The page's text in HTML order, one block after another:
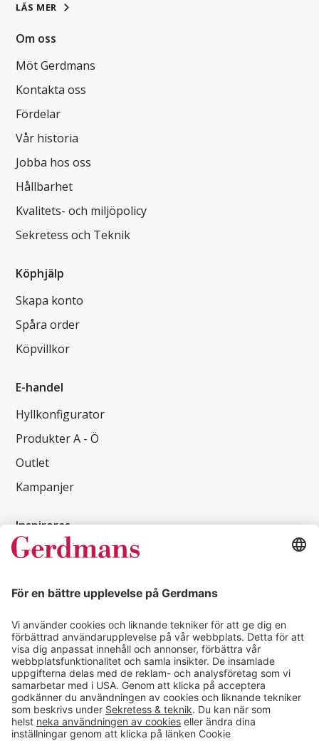
LÄS MER
Om oss
Möt Gerdmans
Kontakta oss
Fördelar
Vår historia
Jobba hos oss
Hållbarhet
Kvalitets- och miljöpolicy
Sekretess och Teknik
Köphjälp
Skapa konto
Spåra order
Köpvillkor
E-handel
Hyllkonfigurator
Produkter A - Ö
Outlet
Kampanjer
Inspireras
Kundcase
Läsvärt
Kontakt
info@gerdmans.se
0433-740 80
Kundservice öppettider